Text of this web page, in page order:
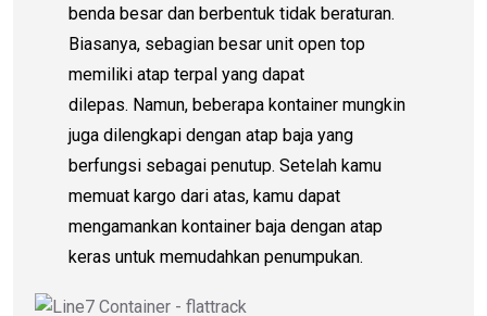
benda besar dan berbentuk tidak beraturan.
Biasanya, sebagian besar unit open top
memiliki atap terpal yang dapat
dilepas. Namun, beberapa kontainer mungkin
juga dilengkapi dengan atap baja yang
berfungsi sebagai penutup. Setelah kamu
memuat kargo dari atas, kamu dapat
mengamankan kontainer baja dengan atap
keras untuk memudahkan penumpukan.